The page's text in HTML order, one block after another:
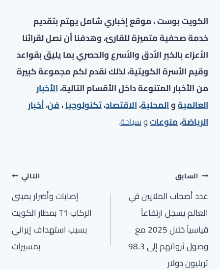
الكويت بوست ، موقع إخباري شامل يهتم بتقديم
خدمة صحفية متميزة للقارئ، وهدفنا أن نصل لقرائنا
الأعزاء بالخبر الأدق والأسرع والحصري بما يليق بقواعد
وقيم الأسرة الكويتية، لذلك نقدم لكم مجموعة كبيرة
من الأخبار المتنوعة داخل الأقسام التالية،الأخبار
العالميةوالمحلية،الاقتصاد،تكنولوجيا،فن،أخبار
الرياضة،منوعاتوسياحة.
تصفّح
المقالات
السابق
عدد أصحاب الملايين في
العالم يسجل ارتفاعاً
قياسياً خلال 2025 مع
وصول ثرواتهم إلى 98.3
تريليون دولار
التالي
إصابات وأضرار بمبنى
الركاب T1 بمطار الكويت
بسبب استهداف إيراني
بمسيرات